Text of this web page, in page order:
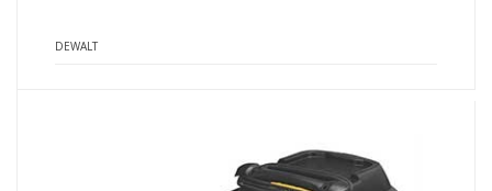
DEWALT